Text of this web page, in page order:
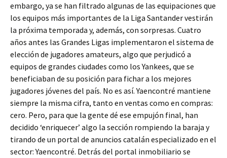
embargo, ya se han filtrado algunas de las equipaciones que
los equipos más importantes de la Liga Santander vestirán
la próxima temporada y, además, con sorpresas. Cuatro
años antes las Grandes Ligas implementaron el sistema de
elección de jugadores amateurs, algo que perjudicó a
equipos de grandes ciudades como los Yankees, que se
beneficiaban de su posición para fichar a los mejores
jugadores jóvenes del país. No es así. Yaencontré mantiene
siempre la misma cifra, tanto en ventas como en compras:
cero. Pero, para que la gente dé ese empujón final, han
decidido ‘enriquecer’ algo la sección rompiendo la baraja y
tirando de un portal de anuncios catalán especializado en el
sector: Yaencontré. Detrás del portal inmobiliario se